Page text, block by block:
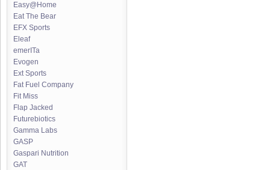
Easy@Home
Eat The Bear
EFX Sports
Eleaf
emerITa
Evogen
Ext Sports
Fat Fuel Company
Fit Miss
Flap Jacked
Futurebiotics
Gamma Labs
GASP
Gaspari Nutrition
GAT